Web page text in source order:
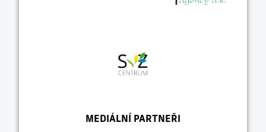
MEDIÁLNÍ PARTNEŘI